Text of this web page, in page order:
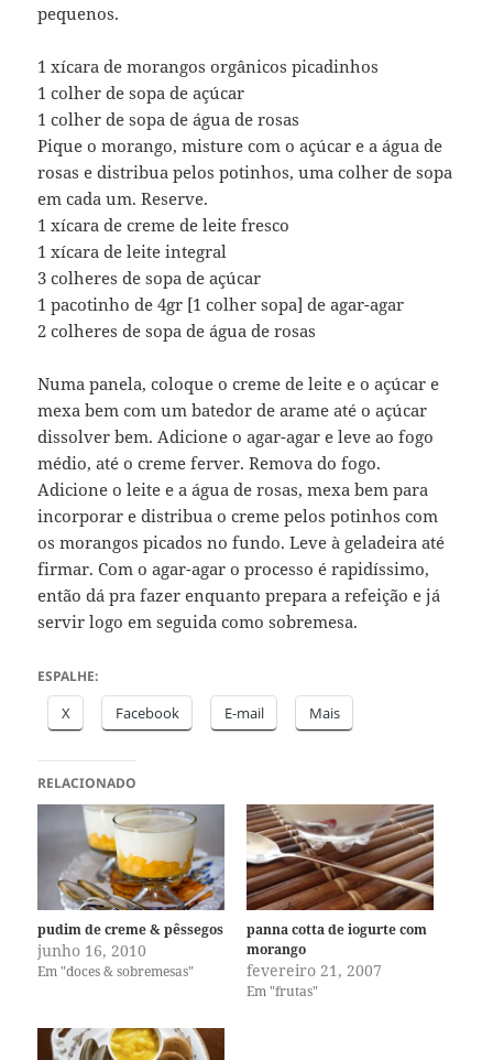
pequenos.
1 xícara de morangos orgânicos picadinhos
1 colher de sopa de açúcar
1 colher de sopa de água de rosas
Pique o morango, misture com o açúcar e a água de
rosas e distribua pelos potinhos, uma colher de sopa
em cada um. Reserve.
1 xícara de creme de leite fresco
1 xícara de leite integral
3 colheres de sopa de açúcar
1 pacotinho de 4gr [1 colher sopa] de agar-agar
2 colheres de sopa de água de rosas
Numa panela, coloque o creme de leite e o açúcar e
mexa bem com um batedor de arame até o açúcar
dissolver bem. Adicione o agar-agar e leve ao fogo
médio, até o creme ferver. Remova do fogo.
Adicione o leite e a água de rosas, mexa bem para
incorporar e distribua o creme pelos potinhos com
os morangos picados no fundo. Leve à geladeira até
firmar. Com o agar-agar o processo é rapidíssimo,
então dá pra fazer enquanto prepara a refeição e já
servir logo em seguida como sobremesa.
ESPALHE:
X Facebook E-mail Mais
RELACIONADO
pudim de creme & pêssegos
junho 16, 2010
Em "doces & sobremesas"
panna cotta de iogurte com
morango
fevereiro 21, 2007
Em "frutas"